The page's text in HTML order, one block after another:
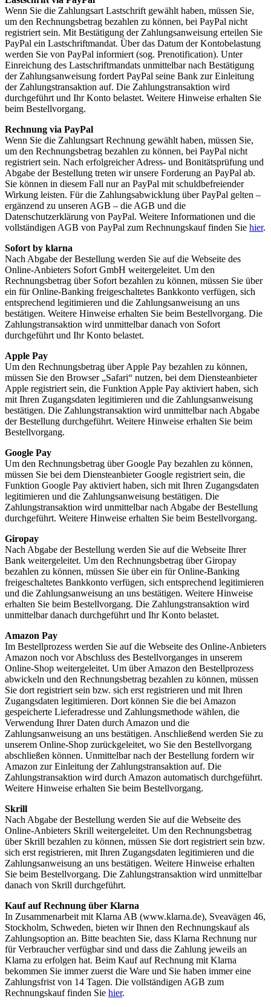
Wenn Sie die Zahlungsart Lastschrift gewählt haben, müssen Sie,
um den Rechnungsbetrag bezahlen zu können, bei PayPal nicht
registriert sein. Mit Bestätigung der Zahlungsanweisung erteilen Sie
PayPal ein Lastschriftmandat. Über das Datum der Kontobelastung
werden Sie von PayPal informiert (sog. Prenotification). Unter
Einreichung des Lastschriftmandats unmittelbar nach Bestätigung
der Zahlungsanweisung fordert PayPal seine Bank zur Einleitung
der Zahlungstransaktion auf. Die Zahlungstransaktion wird
durchgeführt und Ihr Konto belastet. Weitere Hinweise erhalten Sie
beim Bestellvorgang.
Rechnung via PayPal
Wenn Sie die Zahlungsart Rechnung gewählt haben, müssen Sie,
um den Rechnungsbetrag bezahlen zu können, bei PayPal nicht
registriert sein. Nach erfolgreicher Adress- und Bonitätsprüfung und
Abgabe der Bestellung treten wir unsere Forderung an PayPal ab.
Sie können in diesem Fall nur an PayPal mit schuldbefreiender
Wirkung leisten. Für die Zahlungsabwicklung über PayPal gelten –
ergänzend zu unseren AGB – die AGB und die
Datenschutzerklärung von PayPal. Weitere Informationen und die
vollständigen AGB von PayPal zum Rechnungskauf finden Sie hier.
Sofort by klarna
Nach Abgabe der Bestellung werden Sie auf die Webseite des
Online-Anbieters Sofort GmbH weitergeleitet. Um den
Rechnungsbetrag über Sofort bezahlen zu können, müssen Sie über
ein für Online-Banking freigeschaltetes Bankkonto verfügen, sich
entsprechend legitimieren und die Zahlungsanweisung an uns
bestätigen. Weitere Hinweise erhalten Sie beim Bestellvorgang. Die
Zahlungstransaktion wird unmittelbar danach von Sofort
durchgeführt und Ihr Konto belastet.
Apple Pay
Um den Rechnungsbetrag über Apple Pay bezahlen zu können,
müssen Sie den Browser „Safari“ nutzen, bei dem Diensteanbieter
Apple registriert sein, die Funktion Apple Pay aktiviert haben, sich
mit Ihren Zugangsdaten legitimieren und die Zahlungsanweisung
bestätigen. Die Zahlungstransaktion wird unmittelbar nach Abgabe
der Bestellung durchgeführt. Weitere Hinweise erhalten Sie beim
Bestellvorgang.
Google Pay
Um den Rechnungsbetrag über Google Pay bezahlen zu können,
müssen Sie bei dem Diensteanbieter Google registriert sein, die
Funktion Google Pay aktiviert haben, sich mit Ihren Zugangsdaten
legitimieren und die Zahlungsanweisung bestätigen. Die
Zahlungstransaktion wird unmittelbar nach Abgabe der Bestellung
durchgeführt. Weitere Hinweise erhalten Sie beim Bestellvorgang.
Giropay
Nach Abgabe der Bestellung werden Sie auf die Webseite Ihrer
Bank weitergeleitet. Um den Rechnungsbetrag über Giropay
bezahlen zu können, müssen Sie über ein für Online-Banking
freigeschaltetes Bankkonto verfügen, sich entsprechend legitimieren
und die Zahlungsanweisung an uns bestätigen. Weitere Hinweise
erhalten Sie beim Bestellvorgang. Die Zahlungstransaktion wird
unmittelbar danach durchgeführt und Ihr Konto belastet.
Amazon Pay
Im Bestellprozess werden Sie auf die Webseite des Online-Anbieters
Amazon noch vor Abschluss des Bestellvorganges in unserem
Online-Shop weitergeleitet. Um über Amazon den Bestellprozess
abwickeln und den Rechnungsbetrag bezahlen zu können, müssen
Sie dort registriert sein bzw. sich erst registrieren und mit Ihren
Zugangsdaten legitimieren. Dort können Sie die bei Amazon
gespeicherte Lieferadresse und Zahlungsmethode wählen, die
Verwendung Ihrer Daten durch Amazon und die
Zahlungsanweisung an uns bestätigen. Anschließend werden Sie zu
unserem Online-Shop zurückgeleitet, wo Sie den Bestellvorgang
abschließen können. Unmittelbar nach der Bestellung fordern wir
Amazon zur Einleitung der Zahlungstransaktion auf. Die
Zahlungstransaktion wird durch Amazon automatisch durchgeführt.
Weitere Hinweise erhalten Sie beim Bestellvorgang.
Skrill
Nach Abgabe der Bestellung werden Sie auf die Webseite des
Online-Anbieters Skrill weitergeleitet. Um den Rechnungsbetrag
über Skrill bezahlen zu können, müssen Sie dort registriert sein bzw.
sich erst registrieren, mit Ihren Zugangsdaten legitimieren und die
Zahlungsanweisung an uns bestätigen. Weitere Hinweise erhalten
Sie beim Bestellvorgang. Die Zahlungstransaktion wird unmittelbar
danach von Skrill durchgeführt.
Kauf auf Rechnung über Klarna
In Zusammenarbeit mit Klarna AB (www.klarna.de), Sveavägen 46,
Stockholm, Schweden, bieten wir Ihnen den Rechnungskauf als
Zahlungsoption an. Bitte beachten Sie, dass Klarna Rechnung nur
für Verbraucher verfügbar sind und dass die Zahlung jeweils an
Klarna zu erfolgen hat. Beim Kauf auf Rechnung mit Klarna
bekommen Sie immer zuerst die Ware und Sie haben immer eine
Zahlungsfrist von 14 Tagen. Die vollständigen AGB zum
Rechnungskauf finden Sie hier.